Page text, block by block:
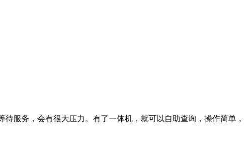
服务，会有很大压力。有了一体机，就可以自助查询，操作简单，